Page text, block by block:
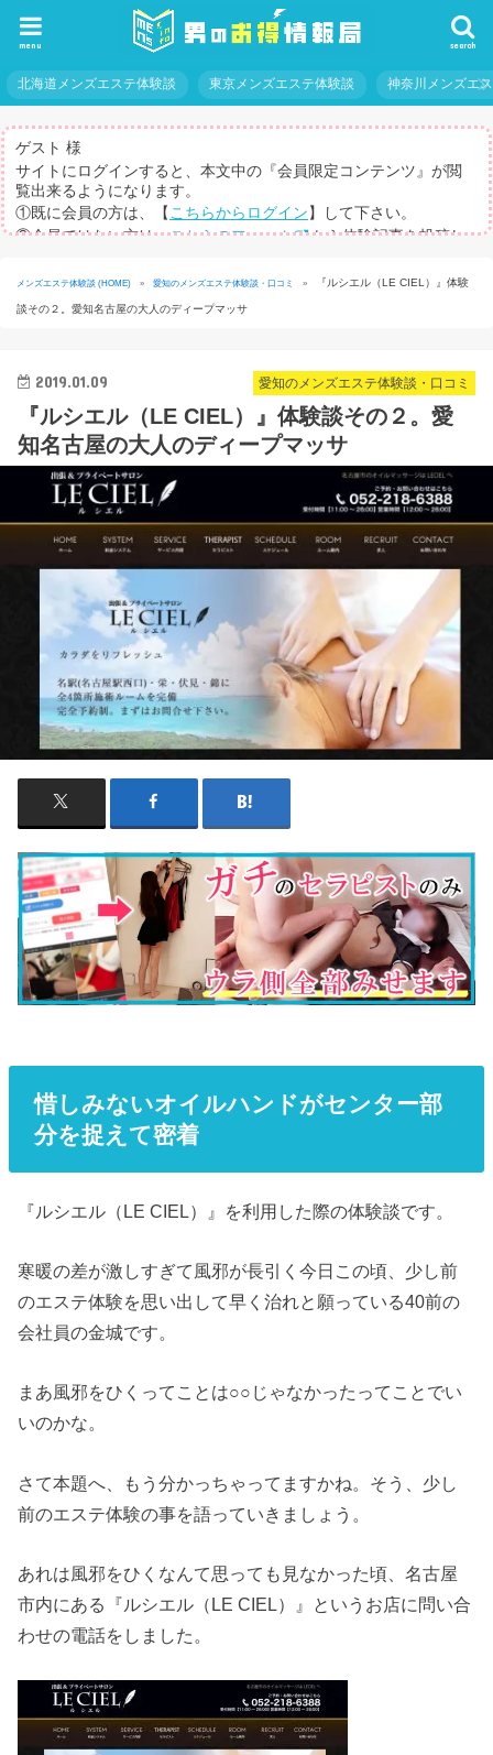
search
menu
北海道メンズエステ体験談 東京メンズエステ体験談 神奈川メンズエ
ゲスト 様
サイトにログインすると、本文中の『会員限定コンテンツ』が閲
覧出来るようになります。
①既に会員の方は、【 こちらからログイン 】して下さい。
②会員ではない方は、こちらのフォーム
から体験記事を投稿し
※体験記事が書けない方や、すべての記事を閲覧したい方のため
メンズエステ体験談 (HOME) » 愛知のメンズエステ体験談・口コミ » 『ルシエル（LE CIEL）』体験
談その２。愛知名古屋の大人のディープマッサ
愛知のメンズエステ体験談・口コミ
2019.01.09
『ルシエル（LE CIEL）』体験談その２。愛
知名古屋の大人のディープマッサ
惜しみないオイルハンドがセンター部
分を捉えて密着
『ルシエル（LE CIEL）』を利用した際の体験談です。
寒暖の差が激しすぎて風邪が長引く今日この頃、少し前
のエステ体験を思い出して早く治れと願っている40前の
会社員の金城です。
まあ風邪をひくってことは○○じゃなかったってことでい
いのかな。
さて本題へ、もう分かっちゃってますかね。そう、少し
前のエステ体験の事を語っていきましょう。
あれは風邪をひくなんて思っても見なかった頃、名古屋
市内にある『ルシエル（LE CIEL）』というお店に問い合
わせの電話をしました。